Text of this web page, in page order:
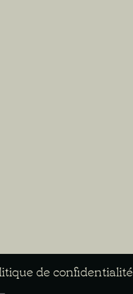
de confidentialité